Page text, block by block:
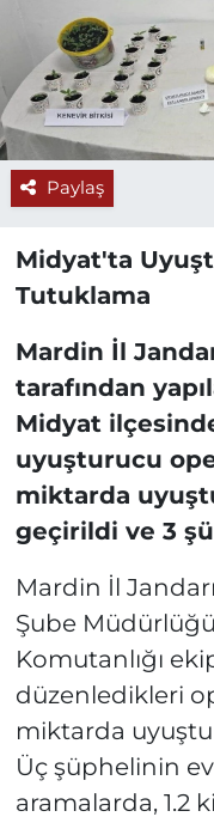
Paylaş
Midyat'ta
Tutuklama
Mardin İl
tarafından
Midyat
uyuşturucu
miktarda
geçirildi ve 3
Mardin İl
Şube
Komutanlığı
düzenledikleri
miktarda
Üç şüphelinin
aramalarda, 1.2